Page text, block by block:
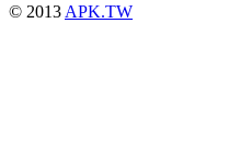
© 2013 APK.TW